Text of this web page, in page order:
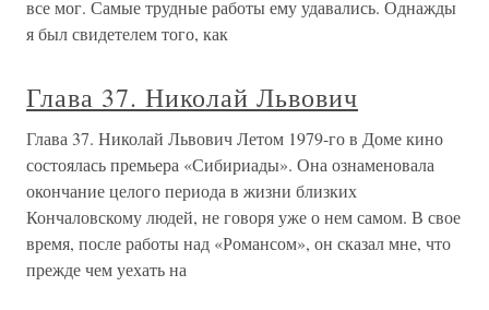
все мог. Самые трудные работы ему удавались. Однажды
я был свидетелем того, как
Глава 37. Николай Львович
Глава 37. Николай Львович Летом 1979-го в Доме кино
состоялась премьера «Сибириады». Она ознаменовала
окончание целого периода в жизни близких
Кончаловскому людей, не говоря уже о нем самом. В свое
время, после работы над «Романсом», он сказал мне, что
прежде чем уехать на